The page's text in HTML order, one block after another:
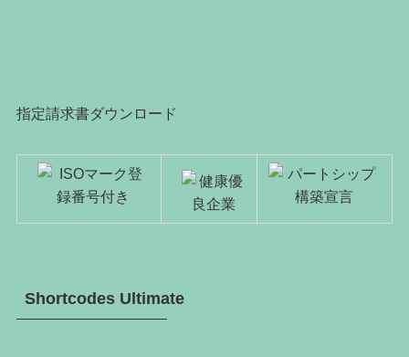
指定請求書ダウンロード
Shortcodes Ultimate